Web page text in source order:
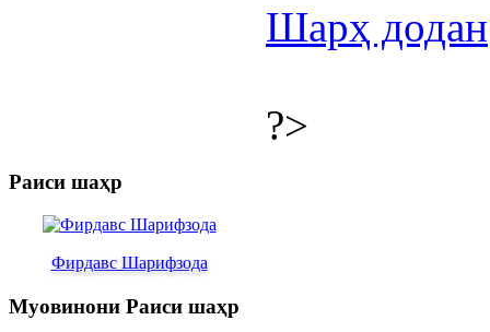
Шарҳ додан
?>
Раиси шаҳр
Фирдавс Шарифзода
Муовинони Раиси шаҳр